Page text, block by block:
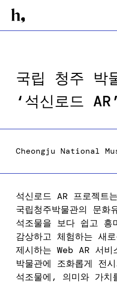
국립 청주 박
‘석신로드 AR’
Cheongju National
석신로드 AR 프로젝트는
국립청주박물관의 문화
석조물을 보다 쉽고 흥
감상하고 체험하는 새
제시하는 Web AR 서
박물관에 조화롭게 전
석조물에, 의미와 가치